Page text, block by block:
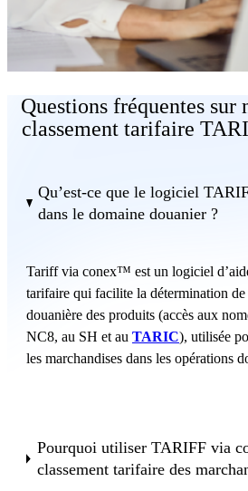
Questions fréquentes
classement tarifaire
Qu’est-ce que le logiciel
dans le domaine douanier ?
Tariff via conex™ est un logiciel
tarifaire qui facilite la détermination
douanière des produits (accès aux
NC8, au SH et au TARIC), utilisée
les marchandises dans les opérations
Pourquoi utiliser TARIFF via
classement tarifaire des